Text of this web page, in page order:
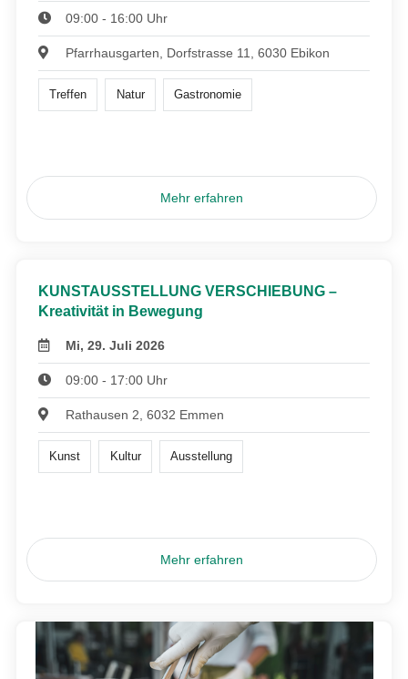
09:00 - 16:00 Uhr
Pfarrhausgarten, Dorfstrasse 11, 6030 Ebikon
Treffen Natur Gastronomie
Mehr erfahren
KUNSTAUSSTELLUNG VERSCHIEBUNG –
Kreativität in Bewegung
Mi, 29. Juli 2026
09:00 - 17:00 Uhr
Rathausen 2, 6032 Emmen
Kunst Kultur Ausstellung
Mehr erfahren